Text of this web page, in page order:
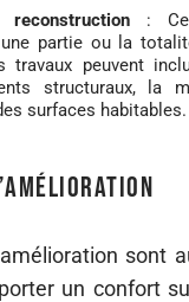
:
partie ou la
travaux peuvent
structuraux, la
surfaces habitables.
sont
un confort